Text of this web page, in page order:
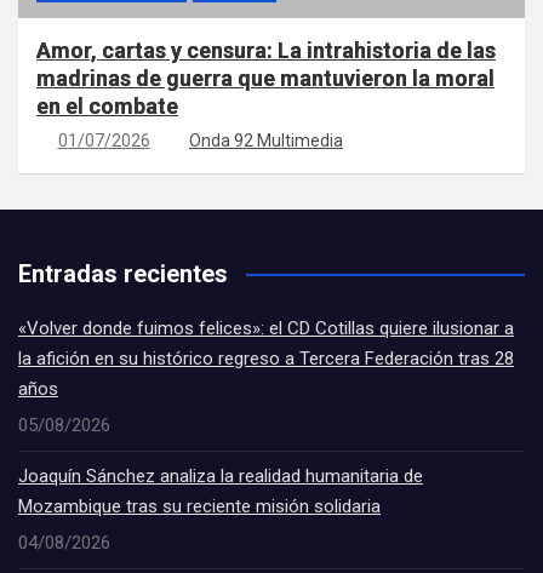
Amor, cartas y censura: La intrahistoria de las
madrinas de guerra que mantuvieron la moral
en el combate
01/07/2026 Onda 92 Multimedia
Entradas recientes
«Volver donde fuimos felices»: el CD Cotillas quiere ilusionar a
la afición en su histórico regreso a Tercera Federación tras 28
años
05/08/2026
Joaquín Sánchez analiza la realidad humanitaria de
Mozambique tras su reciente misión solidaria
04/08/2026